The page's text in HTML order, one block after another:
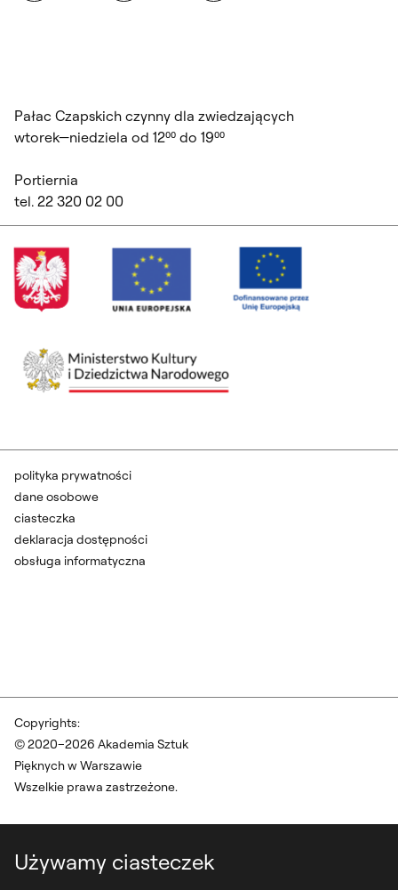
Używamy ciasteczek
Pałac Czapskich czynny dla zwiedzających
wtorek—niedziela od 12⁰⁰ do 19⁰⁰
Portiernia
tel. 22 320 02 00
Copyrights:
© 2020–2026 Akademia Sztuk
Pięknych w Warszawie
Wszelkie prawa zastrzeżone.
polityka prywatności
dane osobowe
ciasteczka
deklaracja dostępności
obsługa informatyczna